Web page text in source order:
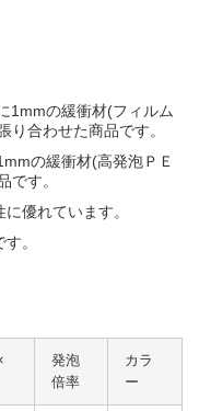
1mmの緩衝材(フィルム
り合わせた商品です。
の緩衝材(高発泡ＰＥ
です。
優れています。
。
発泡
倍率
カラ
ー